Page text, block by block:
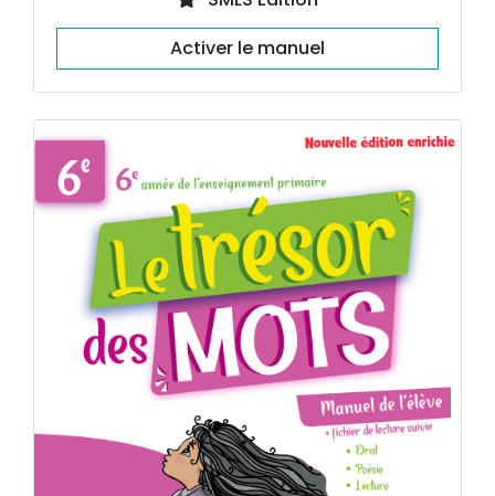
Activer le manuel